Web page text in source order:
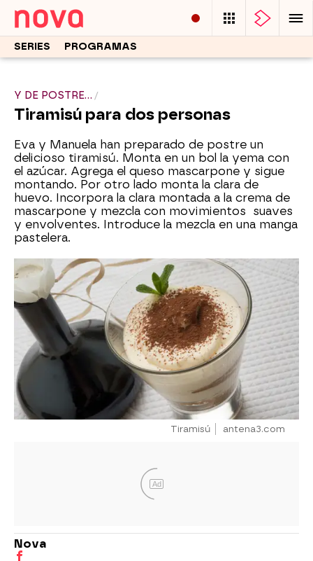
SERIES PROGRAMAS
Y DE POSTRE...
Tiramisú para dos personas
Eva y Manuela han preparado de postre un
delicioso tiramisú. Monta en un bol la yema con
el azúcar. Agrega el queso mascarpone y sigue
montando. Por otro lado monta la clara de
huevo. Incorpora la clara montada a la crema de
mascarpone y mezcla con movimientos suaves
y envolventes. Introduce la mezcla en una manga
pastelera.
Tiramisú antena3.com
Ad
Nova